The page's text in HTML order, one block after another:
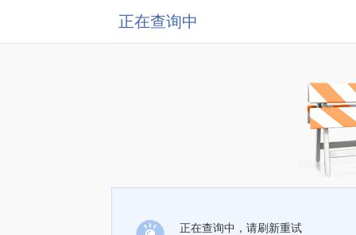
正在查询中
正在查询中，请刷新重试